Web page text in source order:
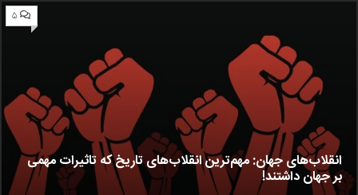
۵
انقلاب‌های جهان: مهم‌ترین انقلاب‌های تاریخ که تاثیرات مهمی
بر جهان داشتند!